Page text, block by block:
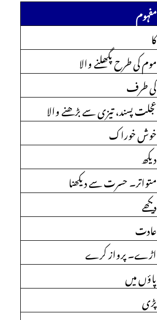
مفہوم
کا
موم کی طرح پگھلنے والا
کی طرف
عجلت پسند، تیزی سے بڑھنے والا
خوش خوراک
دیکھ
متواتر۔ حسرت سے دیکھنا
دیکھے
عادت
اڑے۔ پرواز کرے
پاؤں میں
پڑی